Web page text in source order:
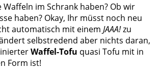
Waffeln im Schrank haben? Ob wir
haben? Okay, Ihr müsst noch neu
automatisch mit einem JAAA!zu
selbstredend aber nichts daran,
Waffel-Tofu quasi Tofu mit in
Form ist!